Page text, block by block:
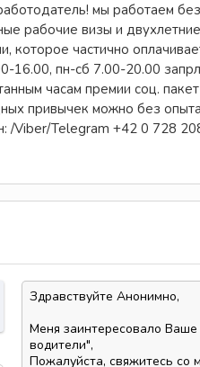
мы работаем
рабочие визы и
которое частично
16.00, пн-сб 7.00-20.00
часам премии соц.
привычек можно без
/Viber/Telegram +42 0 728